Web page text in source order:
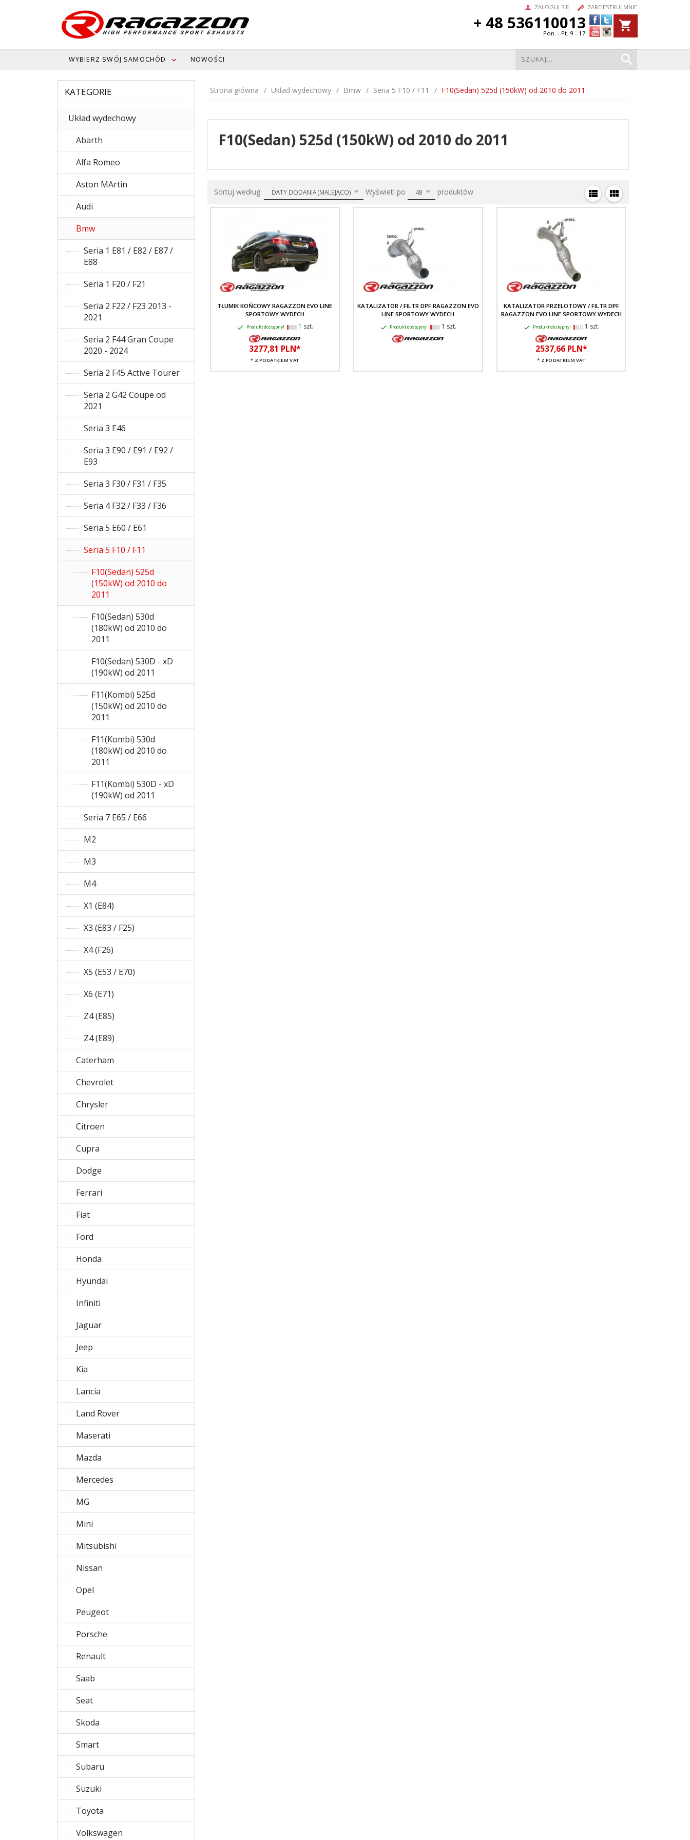
ZALOGUJ SIĘ ZAREJESTRUJ MNIE
+ 48 536110013
Pon. - Pt. 9 - 17
WYBIERZ SWÓJ SAMOCHÓD NOWOŚCI
KATEGORIE
Układ wydechowy
Abarth
Alfa Romeo
Aston MArtin
Audi
Bmw
Seria 1 E81 / E82 / E87 /
E88
Seria 1 F20 / F21
Seria 2 F22 / F23 2013 -
2021
Seria 2 F44 Gran Coupe
2020 - 2024
Seria 2 F45 Active Tourer
Seria 2 G42 Coupe od
2021
Seria 3 E46
Seria 3 E90 / E91 / E92 /
E93
Seria 3 F30 / F31 / F35
Seria 4 F32 / F33 / F36
Seria 5 E60 / E61
Seria 5 F10 / F11
F10(Sedan) 525d
(150kW) od 2010 do
2011
F10(Sedan) 530d
(180kW) od 2010 do
2011
F10(Sedan) 530D - xD
(190kW) od 2011
F11(Kombi) 525d
(150kW) od 2010 do
2011
F11(Kombi) 530d
(180kW) od 2010 do
2011
F11(Kombi) 530D - xD
(190kW) od 2011
Seria 7 E65 / E66
M2
M3
M4
X1 (E84)
X3 (E83 / F25)
X4 (F26)
X5 (E53 / E70)
X6 (E71)
Z4 (E85)
Z4 (E89)
Caterham
Chevrolet
Chrysler
Citroen
Cupra
Dodge
Ferrari
Fiat
Ford
Honda
Hyundai
Infiniti
Jaguar
Jeep
Kia
Lancia
Land Rover
Maserati
Mazda
Mercedes
MG
Mini
Mitsubishi
Nissan
Opel
Peugeot
Porsche
Renault
Saab
Seat
Skoda
Smart
Subaru
Suzuki
Toyota
Volkswagen
Strona główna Układ wydechowy Bmw Seria 5 F10 / F11 F10(Sedan) 525d (150kW) od 2010 do 2011
F10(Sedan) 525d (150kW) od 2010 do 2011
Sortuj według: sortDATY DODANIA (MALEJĄCO) Wyświetl po pop
48 produktów
TŁUMIK KOŃCOWY RAGAZZON EVO LINE
SPORTOWY WYDECH
Produkt dostępny! 1 szt.
3277,81 PLN*
* Z PODATKIEM VAT
KATALIZATOR / FILTR DPF RAGAZZON EVO
LINE SPORTOWY WYDECH
Produkt dostępny! 1 szt.
KATALIZATOR PRZELOTOWY / FILTR DPF
RAGAZZON EVO LINE SPORTOWY WYDECH
Produkt dostępny! 1 szt.
2537,66 PLN*
* Z PODATKIEM VAT